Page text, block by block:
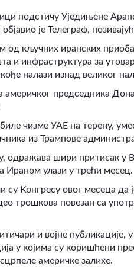
подстичу Уједињене
је Телеграф,
од кључних иранских
и инфраструктура за
налази изнад великог
америчког председника
чизме УАЕ на терену,
из Трампове
одражава шири притисак
Ираном улази у трећи месец.
су Конгресу овог месеца
трошкова повезан са
и војне публикације,
у којима су коришћени
америчке залихе.